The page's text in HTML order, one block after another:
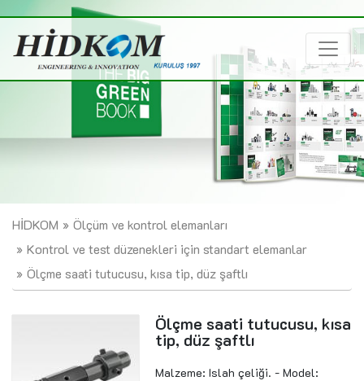
HİDKOM
Ölçüm ve kontrol elemanları
Kontrol ve test düzenekleri için standart elemanlar
Ölçme saati tutucusu, kısa tip, düz şaftlı
Ölçme saati tutucusu, kısa
tip, düz şaftlı
Malzeme: Islah çeliği. - Model: